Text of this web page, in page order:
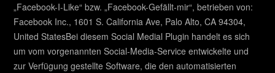
„Facebook-I-Like“ bzw. „Facebook-Gefällt-mir“, betrieben von:
Facebook Inc., 1601 S. California Ave, Palo Alto, CA 94304,
United StatesBei diesem Social Medial Plugin handelt es sich
um vom vorgenannten Social-Media-Service entwickelte und
zur Verfügung gestellte Software, die den automatisierten